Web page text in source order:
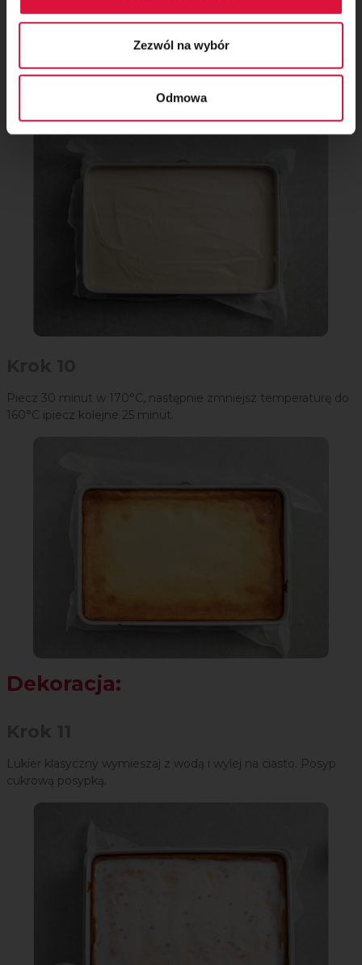
Zezwól na wybór
Odmowa
Krok 9
Masę serową wylej do formy, wyrównaj.
Piecz 30 minut w 170°C, następnie zmniejsz temperaturę do
160°C ipiecz kolejne 25 minut.
Dekoracja:
Lukier klasyczny wymieszaj z wodą i wylej na ciasto. Posyp
cukrową posypką.